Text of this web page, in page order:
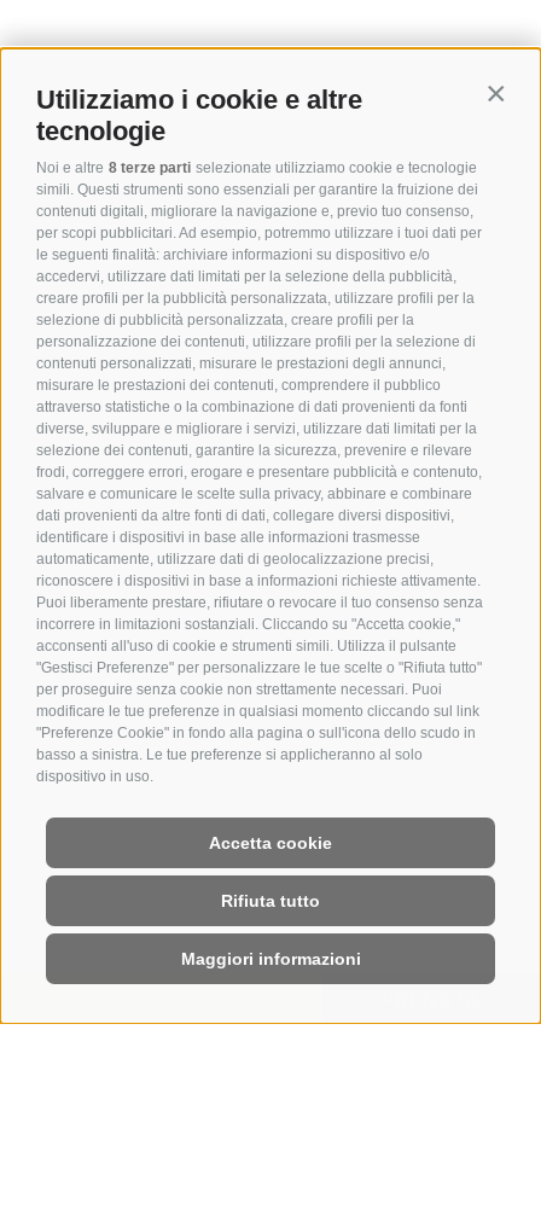
Utilizziamo i cookie e altre
tecnologie
Noi e altre 8 terze parti selezionate utilizziamo cookie e tecnologie
simili. Questi strumenti sono essenziali per garantire la fruizione dei
contenuti digitali, migliorare la navigazione e, previo tuo consenso,
per scopi pubblicitari. Ad esempio, potremmo utilizzare i tuoi dati per
le seguenti finalità: archiviare informazioni su dispositivo e/o
accedervi, utilizzare dati limitati per la selezione della pubblicità,
creare profili per la pubblicità personalizzata, utilizzare profili per la
selezione di pubblicità personalizzata, creare profili per la
personalizzazione dei contenuti, utilizzare profili per la selezione di
contenuti personalizzati, misurare le prestazioni degli annunci,
misurare le prestazioni dei contenuti, comprendere il pubblico
attraverso statistiche o la combinazione di dati provenienti da fonti
diverse, sviluppare e migliorare i servizi, utilizzare dati limitati per la
selezione dei contenuti, garantire la sicurezza, prevenire e rilevare
frodi, correggere errori, erogare e presentare pubblicità e contenuto,
salvare e comunicare le scelte sulla privacy, abbinare e combinare
dati provenienti da altre fonti di dati, collegare diversi dispositivi,
identificare i dispositivi in base alle informazioni trasmesse
automaticamente, utilizzare dati di geolocalizzazione precisi,
riconoscere i dispositivi in base a informazioni richieste attivamente.
Puoi liberamente prestare, rifiutare o revocare il tuo consenso senza
incorrere in limitazioni sostanziali. Cliccando su "Accetta cookie,"
acconsenti all'uso di cookie e strumenti simili. Utilizza il pulsante
"Gestisci Preferenze" per personalizzare le tue scelte o "Rifiuta tutto"
per proseguire senza cookie non strettamente necessari. Puoi
modificare le tue preferenze in qualsiasi momento cliccando sul link
"Preferenze Cookie" in fondo alla pagina o sull'icona dello scudo in
basso a sinistra. Le tue preferenze si applicheranno al solo
dispositivo in uso.
Accetta cookie
Rifiuta tutto
Maggiori informazioni
HOME|RICHIESTA